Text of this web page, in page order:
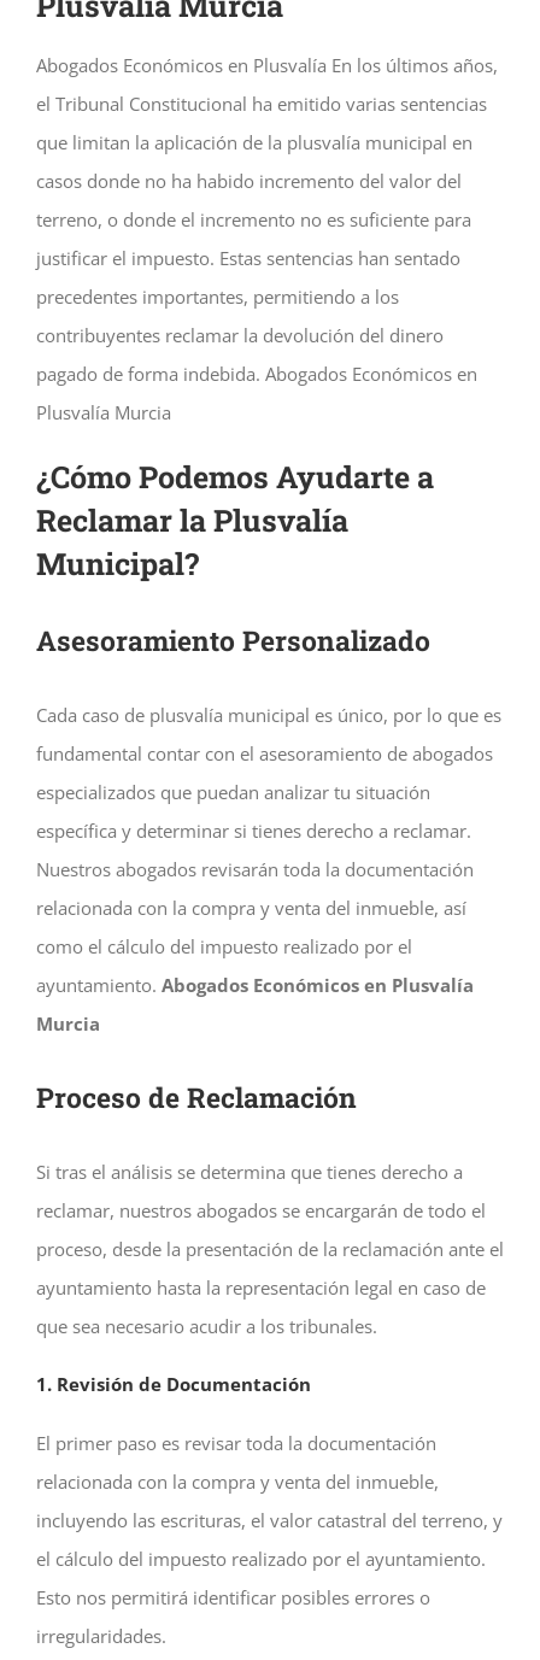
Abogados Económicos en Plusvalía En los últimos años,
el Tribunal Constitucional ha emitido varias sentencias
que limitan la aplicación de la plusvalía municipal en
casos donde no ha habido incremento del valor del
terreno, o donde el incremento no es suficiente para
justificar el impuesto. Estas sentencias han sentado
precedentes importantes, permitiendo a los
contribuyentes reclamar la devolución del dinero
pagado de forma indebida. Abogados Económicos en
Plusvalía Murcia
¿Cómo Podemos Ayudarte a
Reclamar la Plusvalía
Municipal?
Asesoramiento Personalizado
Cada caso de plusvalía municipal es único, por lo que es
fundamental contar con el asesoramiento de abogados
especializados que puedan analizar tu situación
específica y determinar si tienes derecho a reclamar.
Nuestros abogados revisarán toda la documentación
relacionada con la compra y venta del inmueble, así
como el cálculo del impuesto realizado por el
ayuntamiento. Abogados Económicos en Plusvalía
Murcia
Proceso de Reclamación
Si tras el análisis se determina que tienes derecho a
reclamar, nuestros abogados se encargarán de todo el
proceso, desde la presentación de la reclamación ante el
ayuntamiento hasta la representación legal en caso de
que sea necesario acudir a los tribunales.
1. Revisión de Documentación
El primer paso es revisar toda la documentación
relacionada con la compra y venta del inmueble,
incluyendo las escrituras, el valor catastral del terreno, y
el cálculo del impuesto realizado por el ayuntamiento.
Esto nos permitirá identificar posibles errores o
irregularidades.